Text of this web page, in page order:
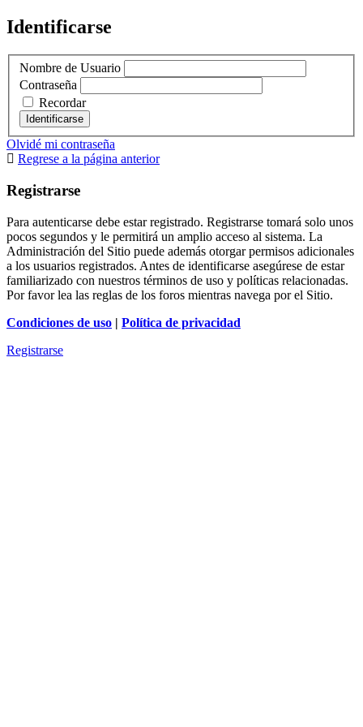
Identificarse
Nombre de Usuario
Contraseña
Recordar
Olvidé mi contraseña
Regrese a la página anterior
Registrarse
Para autenticarse debe estar registrado. Registrarse tomará solo unos
pocos segundos y le permitirá un amplio acceso al sistema. La
Administración del Sitio puede además otorgar permisos adicionales
a los usuarios registrados. Antes de identificarse asegúrese de estar
familiarizado con nuestros términos de uso y políticas relacionadas.
Por favor lea las reglas de los foros mientras navega por el Sitio.
Condiciones de uso | Política de privacidad
Registrarse